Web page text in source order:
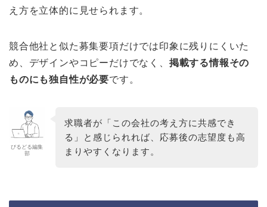
え方を立体的に見せられます。
競合他社と似た募集要項だけでは印象に残りにくいた
め、デザインやコピーだけでなく、 掲載する情報その
ものにも独自性が必要です。
びるどる編集
部
求職者が「この会社の考え方に共感でき
る」と感じられれば、応募後の志望度も高
まりやすくなります。